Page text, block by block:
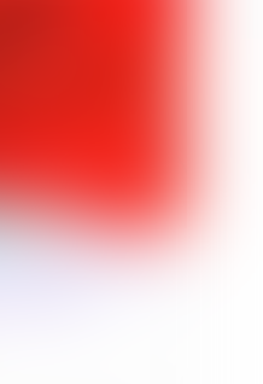
avant
de